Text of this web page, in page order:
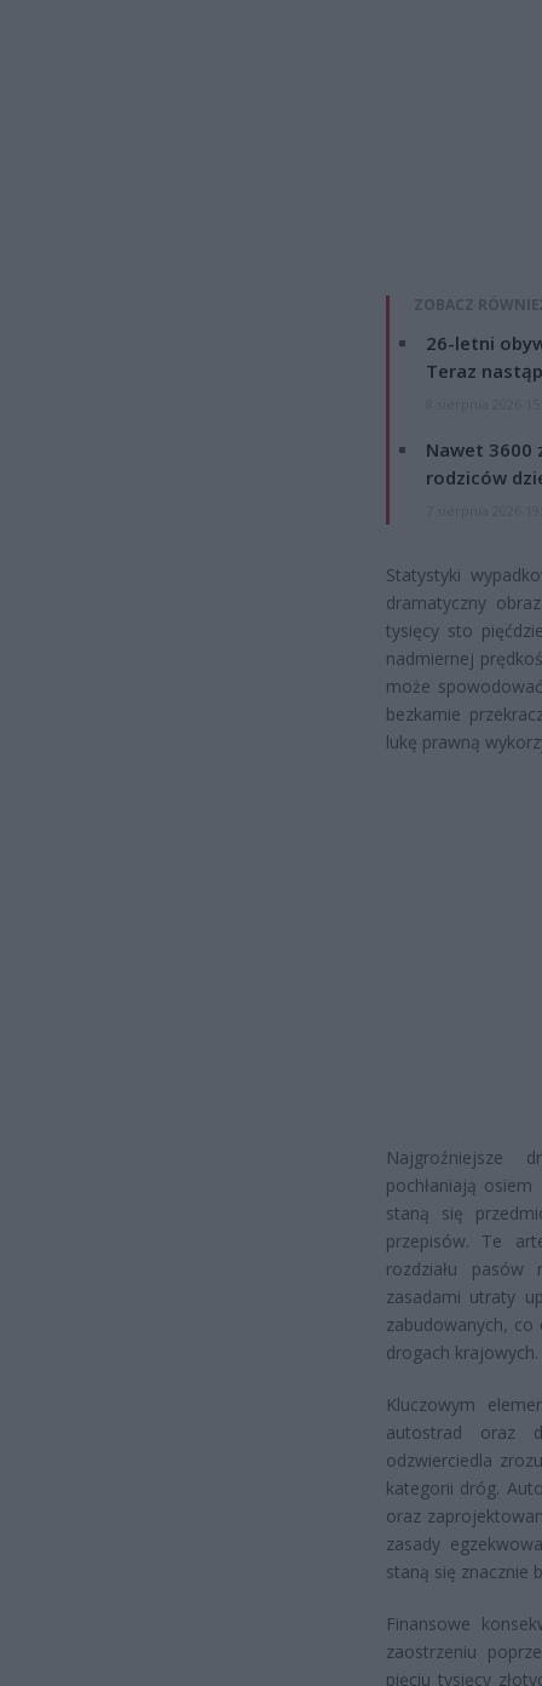
ZOBACZ
26-letni
Teraz
Nawet 3600
rodziców
Statystyki
dramatyczny
tysięcy sto
nadmiernej
może
bezkarnie
lukę prawną
Najgroźniejsze
pochłaniają
staną się
przepisów. Te
rozdziału pasów
zasadami utraty
zabudowanych,
drogach krajowych.
Kluczowym
autostrad oraz
odzwierciedla
kategorii dróg.
oraz
zasady
staną się znacznie
Finansowe
zaostrzeniu
pięciu tysięcy